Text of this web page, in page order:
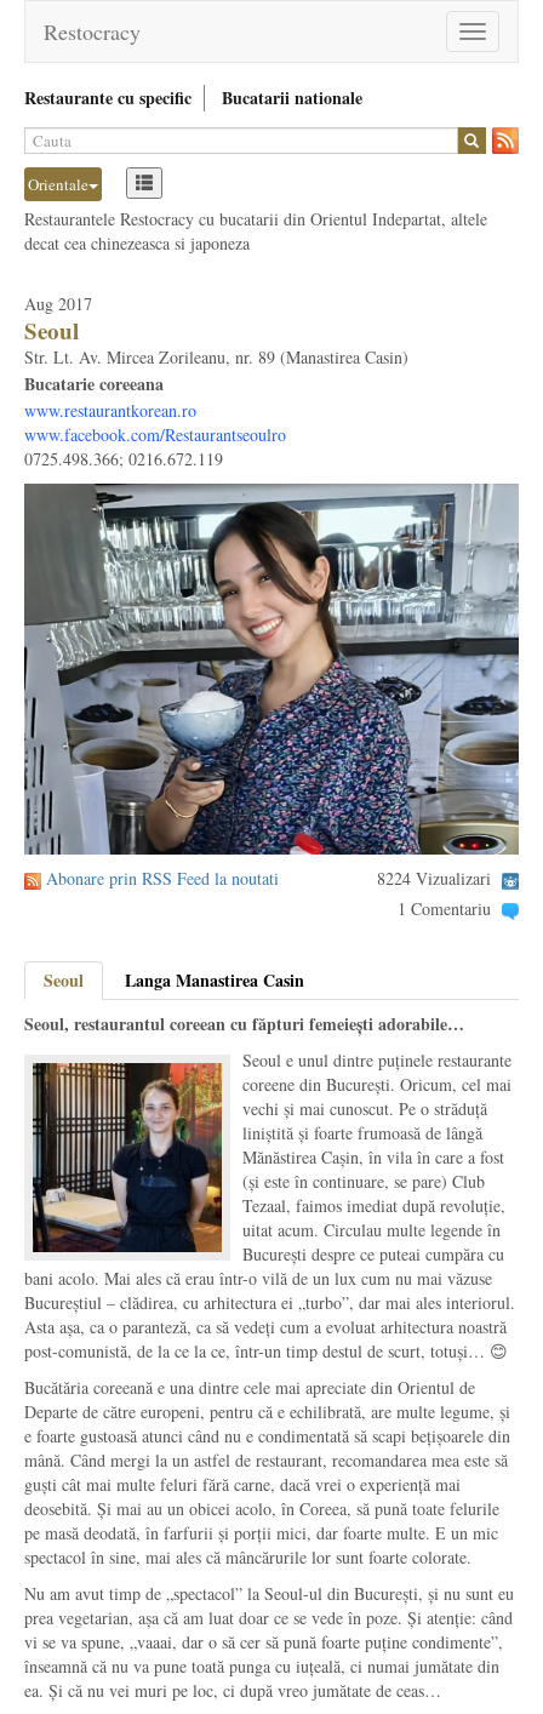
Toggle
navigation
Restocracy
Restaurante cu specific Bucatarii nationale
Orientale
Restaurantele Restocracy cu bucatarii din Orientul Indepartat, altele
decat cea chinezeasca si japoneza
Aug 2017
Seoul
Str. Lt. Av. Mircea Zorileanu, nr. 89 (Manastirea Casin)
Bucatarie coreeana
www.restaurantkorean.ro
www.facebook.com/Restaurantseoulro
0725.498.366; 0216.672.119
Abonare prin RSS Feed la noutati
8224 Vizualizari
1 Comentariu
Seoul
Langa Manastirea Casin
Seoul, restaurantul coreean cu făpturi femeiești adorabile…
Seoul e unul dintre puținele restaurante
coreene din București. Oricum, cel mai
vechi și mai cunoscut. Pe o străduță
liniștită și foarte frumoasă de lângă
Mănăstirea Cașin, în vila în care a fost
(și este în continuare, se pare) Club
Tezaal, faimos imediat după revoluție,
uitat acum. Circulau multe legende în
București despre ce puteai cumpăra cu
bani acolo. Mai ales că erau într-o vilă de un lux cum nu mai văzuse
Bucureștiul – clădirea, cu arhitectura ei „turbo”, dar mai ales interiorul.
Asta așa, ca o paranteză, ca să vedeți cum a evoluat arhitectura noastră
post-comunistă, de la ce la ce, într-un timp destul de scurt, totuși… 😊
Bucătăria coreeană e una dintre cele mai apreciate din Orientul de
Departe de către europeni, pentru că e echilibrată, are multe legume, și
e foarte gustoasă atunci când nu e condimentată să scapi bețișoarele din
mână. Când mergi la un astfel de restaurant, recomandarea mea este să
guști cât mai multe feluri fără carne, dacă vrei o experiență mai
deosebită. Și mai au un obicei acolo, în Coreea, să pună toate felurile
pe masă deodată, în farfurii și porții mici, dar foarte multe. E un mic
spectacol în sine, mai ales că mâncărurile lor sunt foarte colorate.
Nu am avut timp de „spectacol” la Seoul-ul din București, și nu sunt eu
prea vegetarian, așa că am luat doar ce se vede în poze. Și atenție: când
vi se va spune, „vaaai, dar o să cer să pună foarte puține condimente”,
înseamnă că nu va pune toată punga cu iuțeală, ci numai jumătate din
ea. Și că nu vei muri pe loc, ci după vreo jumătate de ceas…